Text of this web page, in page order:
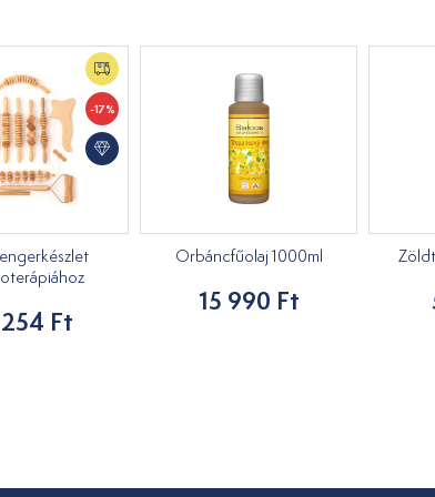
-17%
Ft
Orbáncfűolaj 1000ml
15 990 Ft